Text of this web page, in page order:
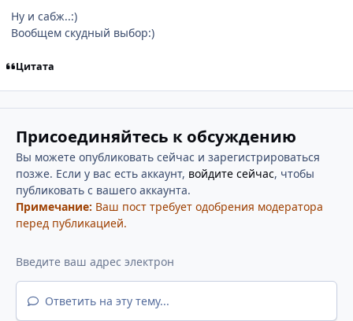
Ну и сабж..:)
Вообщем скудный выбор:)
Цитата
Присоединяйтесь к обсуждению
Вы можете опубликовать сейчас и зарегистрироваться
позже. Если у вас есть аккаунт, войдите сейчас, чтобы
публиковать с вашего аккаунта.
Примечание: Ваш пост требует одобрения модератора
перед публикацией.
Ответить на эту тему...